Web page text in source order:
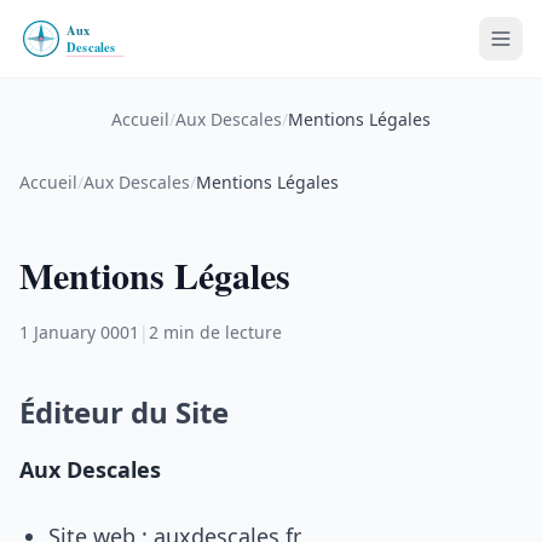
Accueil/Aux Descales/Mentions Légales
Accueil/Aux Descales/Mentions Légales
Mentions Légales
1 January 0001 | 2 min de lecture
Éditeur du Site
Aux Descales
Site web : auxdescales.fr